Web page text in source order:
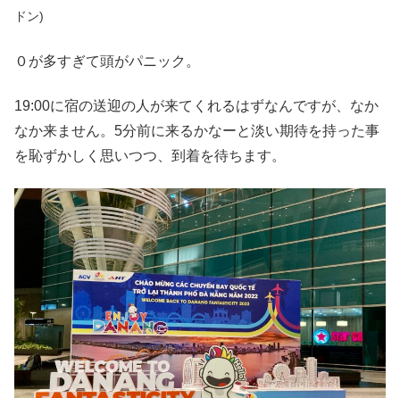
ドン)
０が多すぎて頭がパニック。
19:00に宿の送迎の人が来てくれるはずなんですが、なか
なか来ません。5分前に来るかなーと淡い期待を持った事
を恥ずかしく思いつつ、到着を待ちます。